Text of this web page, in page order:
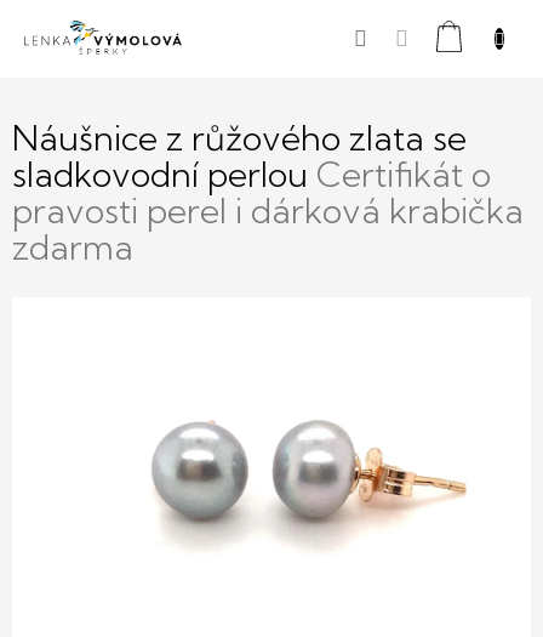
Nákupní
Náušnice z růžového zlata se
sladkovodní perlou Certifikát o
pravosti perel i dárková krabička
zdarma